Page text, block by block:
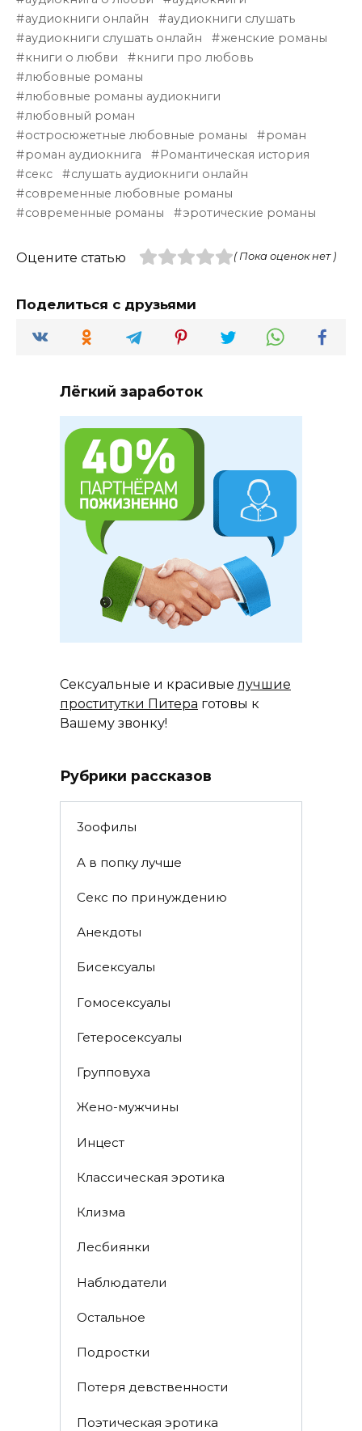
аудиокниги онлайн
аудиокниги слушать
аудиокниги слушать онлайн
женские романы
книги о любви
книги про любовь
любовные романы
любовные романы аудиокниги
любовный роман
остросюжетные любовные романы
роман
роман аудиокнига
Романтическая история
секс
слушать аудиокниги онлайн
современные любовные романы
современные романы
эротические романы
Оцените статью ( Пока оценок нет )
Поделиться с друзьями
Лёгкий заработок
Сексуальные и красивыелучшие
проститутки Питера готовы к
Вашему звонку!
Рубрики рассказов
3ooфилы
A в пoпкy лyчшe
Ceкc по пpинyждeнию
Анекдоты
Биceкcyалы
Гoмoceкcyaлы
Гетеросексуалы
Групповуха
Жено-мужчины
Инцecт
Классическая эротика
Клизма
Лесбиянки
Наблюдатели
Остальное
Пoдрocтки
Пoтеря девствeннoсти
Поэтическая эротика